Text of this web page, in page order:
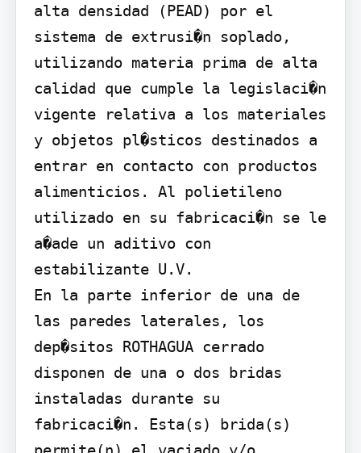
alta densidad (PEAD) por el
sistema de extrusi�n soplado,
utilizando materia prima de alta
calidad que cumple la legislaci�n
vigente relativa a los materiales
y objetos pl�sticos destinados a
entrar en contacto con productos
alimenticios. Al polietileno
utilizado en su fabricaci�n se le
a�ade un aditivo con
estabilizante U.V.
En la parte inferior de una de
las paredes laterales, los
dep�sitos ROTHAGUA cerrado
disponen de una o dos bridas
instaladas durante su
fabricaci�n. Esta(s) brida(s)
permite(n) el vaciado y/o